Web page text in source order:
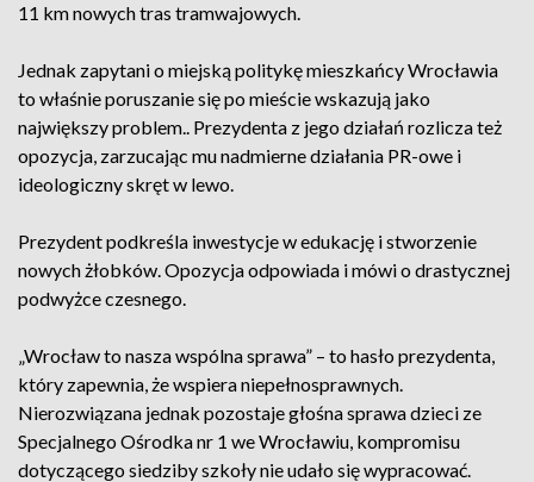
11 km nowych tras tramwajowych.
Jednak zapytani o miejską politykę mieszkańcy Wrocławia
to właśnie poruszanie się po mieście wskazują jako
największy problem.. Prezydenta z jego działań rozlicza też
opozycja, zarzucając mu nadmierne działania PR-owe i
ideologiczny skręt w lewo.
Prezydent podkreśla inwestycje w edukację i stworzenie
nowych żłobków. Opozycja odpowiada i mówi o drastycznej
podwyżce czesnego.
„Wrocław to nasza wspólna sprawa” – to hasło prezydenta,
który zapewnia, że wspiera niepełnosprawnych.
Nierozwiązana jednak pozostaje głośna sprawa dzieci ze
Specjalnego Ośrodka nr 1 we Wrocławiu, kompromisu
dotyczącego siedziby szkoły nie udało się wypracować.